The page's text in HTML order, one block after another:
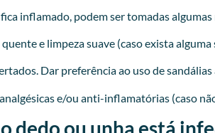
inflamado, podem ser tomadas algumas
e limpeza suave (caso exista
Dar preferência ao uso de sandálias
e/ou anti-inflamatórias (caso